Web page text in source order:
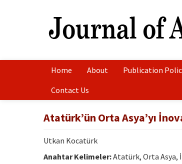
Home About Publication
Contact Us
Atatürk’ün Orta Asya’yı
Utkan Kocatürk
Anahtar Kelimeler:Atatürk, Orta Asya,